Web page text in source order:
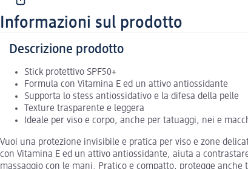
Informazioni sul prodotto
Descrizione prodotto
Stick protettivo SPF50+
Formula con Vitamina E ed un attivo antiossidante
Supporta lo stess antiossidativo e la difesa della pelle
Texture trasparente e leggera
Ideale per viso e corpo, anche per tatuaggi, nei e
Vuoi una protezione invisibile e pratica per viso e zone
con Vitamina E ed un attivo antiossidante, aiuta a
massaggio con le mani. Pratico e compatto, protegge